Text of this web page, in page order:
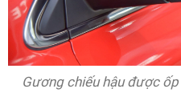
Gương chiếu hậu được